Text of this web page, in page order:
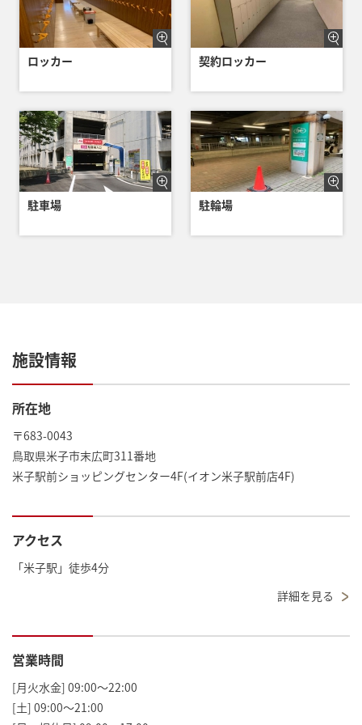
ロッカー 契約ロッカー
駐車場 駐輪場
施設情報
所在地
〒683-0043
鳥取県米子市末広町311番地
米子駅前ショッピングセンター4F(イオン米子駅前店4F)
アクセス
「米子駅」徒歩4分
詳細を見る
営業時間
[月火水金] 09:00～22:00
[土] 09:00～21:00